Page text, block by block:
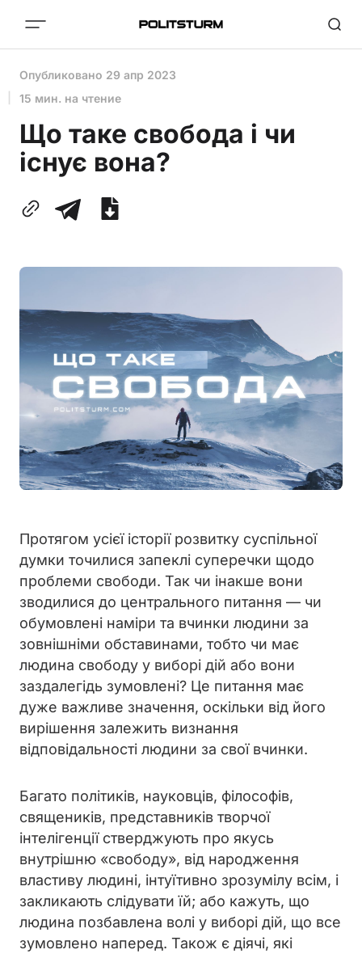
Опубликовано 29 апр 2023
15 мин. на чтение
Що таке свобода і чи
існує вона?
Протягом усієї історії розвитку суспільної
думки точилися запеклі суперечки щодо
проблеми свободи. Так чи інакше вони
зводилися до центрального питання — чи
обумовлені наміри та вчинки людини за
зовнішніми обставинами, тобто чи має
людина свободу у виборі дій або вони
заздалегідь зумовлені? Це питання має
дуже важливе значення, оскільки від його
вирішення залежить визнання
відповідальності людини за свої вчинки.
Багато політиків, науковців, філософів,
священиків, представників творчої
інтелігенції стверджують про якусь
внутрішню «свободу», від народження
властиву людині, інтуїтивно зрозумілу всім, і
закликають слідувати їй; або кажуть, що
людина позбавлена волі у виборі дій, що все
зумовлено наперед. Також є діячі, які